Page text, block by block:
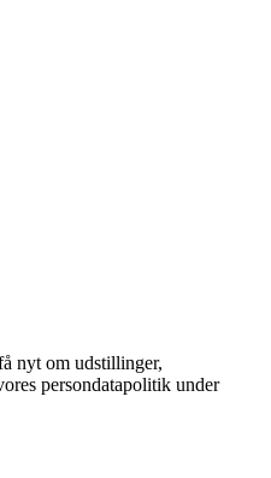
nyt om udstillinger,
persondatapolitik under